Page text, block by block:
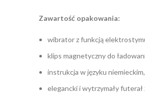
Zawartość opakowania:
wibrator z funkcją
klips magnetyczny do
instrukcja w języku
elegancki i wytrzymały futerał